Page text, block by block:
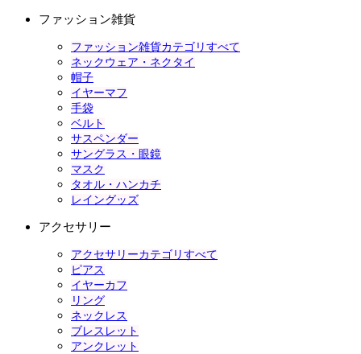
ファッション雑貨
ファッション雑貨カテゴリすべて
ネックウェア・ネクタイ
帽子
イヤーマフ
手袋
ベルト
サスペンダー
サングラス・眼鏡
マスク
タオル・ハンカチ
レイングッズ
アクセサリー
アクセサリーカテゴリすべて
ピアス
イヤーカフ
リング
ネックレス
ブレスレット
アンクレット